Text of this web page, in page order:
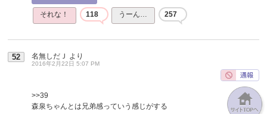
それな！ 118 うーん… 257
52 名無しだＪ より
2016年2月22日 5:07 PM
>>39
森泉ちゃんとは兄弟感っていう感じがする